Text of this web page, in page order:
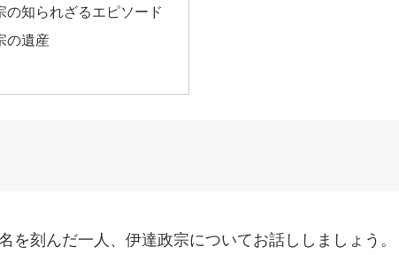
の知られざるエピソード
の遺産
を刻んだ一人、伊達政宗についてお話ししましょう。